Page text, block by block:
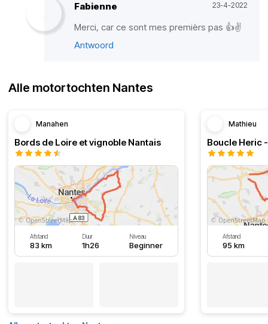
Fabienne 23-4-2022
Merci, car ce sont mes premièrs pas 👍✌
Antwoord
Alle motortochten Nantes
Manahen
Bords de Loire et vignoble Nantais
Afstand
83 km
Duur
1h26
Niveau
Beginner
Mathieu
Boucle Heric
Afstand
95 km